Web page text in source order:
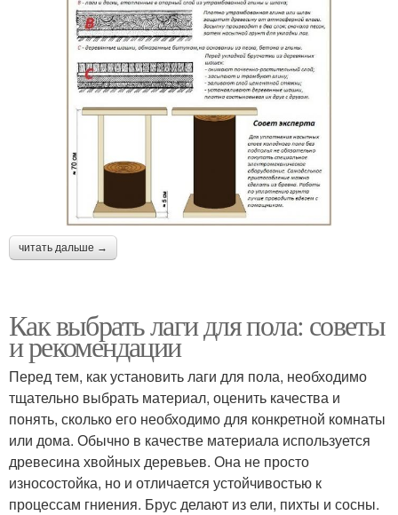
читать дальше →
Как выбрать лаги для пола: советы
и рекомендации
Перед тем, как установить лаги для пола, необходимо
тщательно выбрать материал, оценить качества и
понять, сколько его необходимо для конкретной комнаты
или дома. Обычно в качестве материала используется
древесина хвойных деревьев. Она не просто
износостойка, но и отличается устойчивостью к
процессам гниения. Брус делают из ели, пихты и сосны.